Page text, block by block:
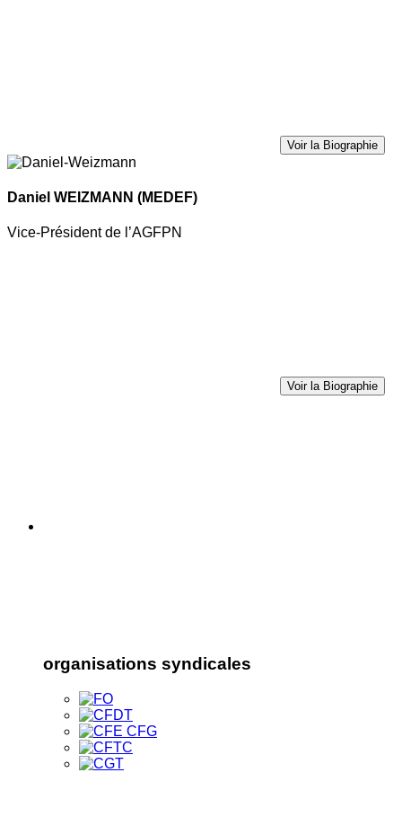
Voir la Biographie
Daniel WEIZMANN (MEDEF)
Vice-Président de l’AGFPN
Voir la Biographie
organisations syndicales